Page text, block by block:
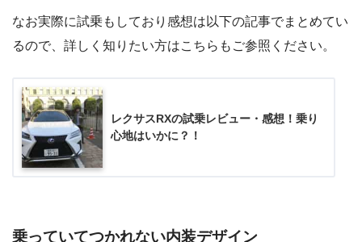
なお実際に試乗もしており感想は以下の記事でまとめてい
るので、詳しく知りたい方はこちらもご参照ください。
レクサスRXの試乗レビュー・感想！乗り
心地はいかに？！
乗っていてつかれない内装デザイン